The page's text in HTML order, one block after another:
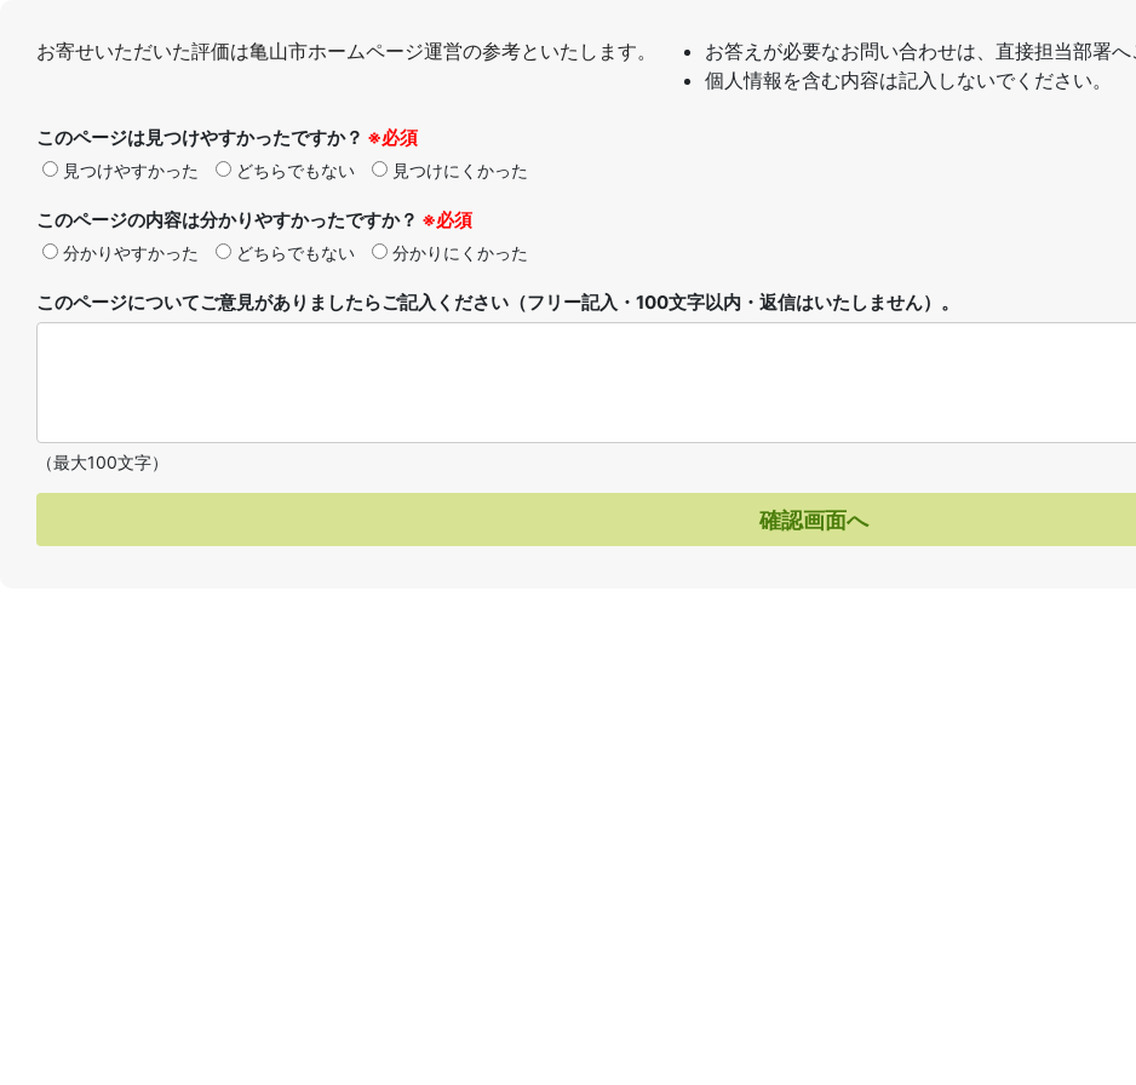
お寄せいただいた評価は亀山市ホームページ運営の参考といたします。
お答えが必要なお問い合わせは、直接担当部署へ
個人情報を含む内容は記入しないでください。
このページは見つけやすかったですか？ ※必須
見つけやすかった どちらでもない 見つけにくかった
このページの内容は分かりやすかったですか？ ※必須
分かりやすかった どちらでもない 分かりにくかった
このページについてご意見がありましたらご記入ください（フリー記入・100文字以内・返信はいたしません）。
（最大100文字）